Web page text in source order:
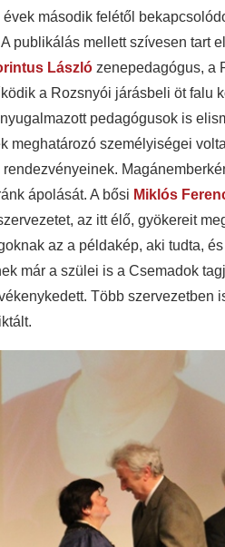
második felétől
publikálás mellett szívesen tart
László zenepedagógus, a
a Rozsnyói járásbeli öt falu
nyugalmazott pedagógusok is
meghatározó személyiségei
ápolását. A bősi Miklós
az itt élő, gyökereit
az a példakép, aki tudta,
már a szülei is a Csemadok
Több szervezetben